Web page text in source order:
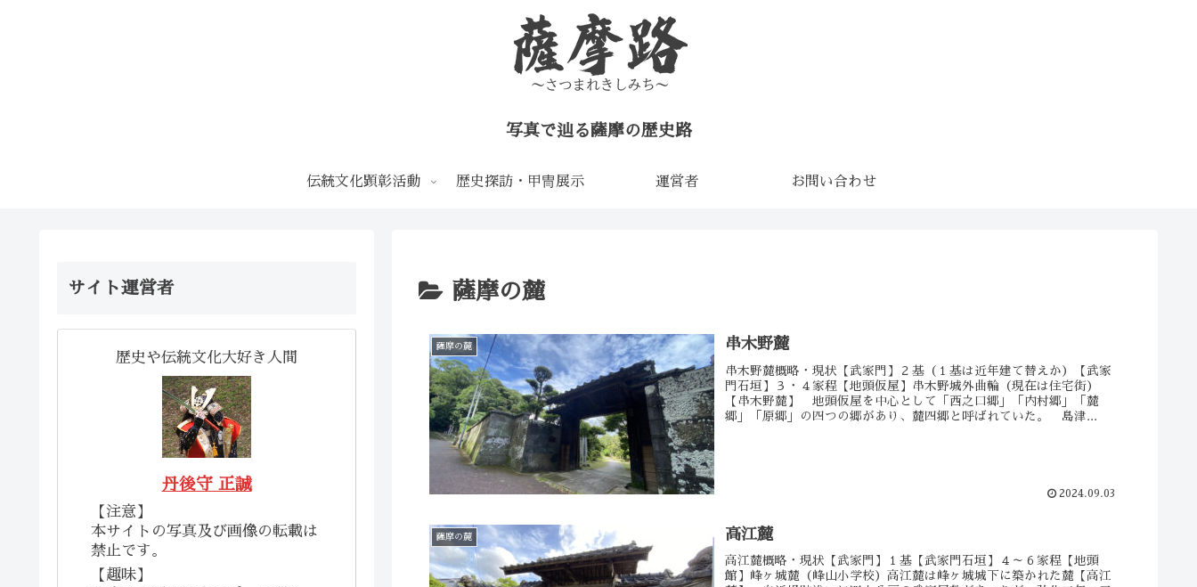
写真で辿る薩摩の歴史路
伝統文化顕彰活動 歴史探訪・甲冑展示 運営者 お問い合わせ
薩摩の麓
薩摩の麓 串木野麓
串木野麓概略・現状【武家門】２基（１基は近年建て替えか）【武家
門石垣】３・４家程【地頭仮屋】串木野城外曲輪（現在は住宅街）
【串木野麓】 地頭仮屋を中心として「西之口郷」「内村郷」「麓
郷」「原郷」の四つの郷があり、麓四郷と呼ばれていた。 島津...
2024.09.03
薩摩の麓 高江麓
高江麓概略・現状【武家門】１基【武家門石垣】４～６家程【地頭
館】峰ヶ城麓（峰山小学校）高江麓は峰ヶ城城下に築かれた麓【高江
サイト運営者
歴史や伝統文化大好き人間
丹後守 正誠
【注意】
本サイトの写真及び画像の転載は
禁止です。
【趣味】